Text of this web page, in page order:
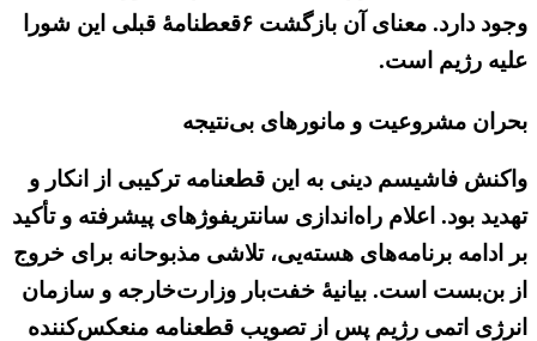
وجود دارد. معنای آن بازگشت ۶قعطنامهٔ قبلی این شورا
علیه رژیم است.
بحران مشروعیت و مانورهای بی‌نتیجه
واکنش فاشیسم دینی به این قطعنامه ترکیبی از انکار و
تهدید بود. اعلام راه‌اندازی سانتریفوژهای پیشرفته و تأکید
بر ادامه برنامه‌های هسته‌یی، تلاشی مذبوحانه برای خروج
از بن‌بست است. بیانیهٔ خفت‌بار وزارت‌خارجه و سازمان
انرژی اتمی رژیم پس از تصویب قطعنامه منعکس‌کننده